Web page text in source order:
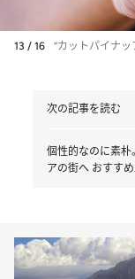
13 / 16 “カットパイナッ
次の記事を読む
個性的なのに素朴
アの街へ おすす